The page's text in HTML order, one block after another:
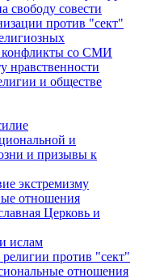
свободу совести
против "сект"
конфликты со СМИ
нравственности
и обществе
и
и призывы к
экстремизму
отношения
Церковь и
ислам
против "сект"
отношения